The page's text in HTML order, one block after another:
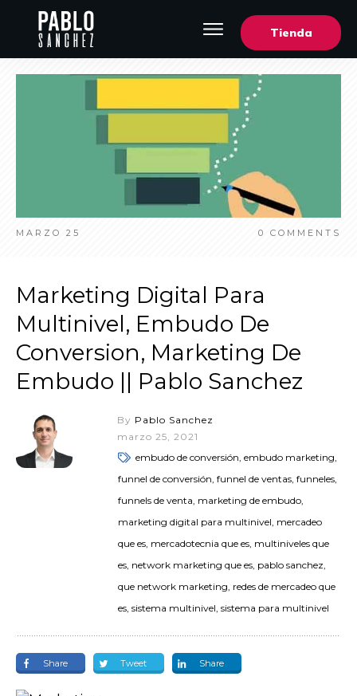
Tienda
MARZO 25 0 COMMENTS
Marketing Digital Para
Multinivel, Embudo De
Conversion, Marketing De
Embudo || Pablo Sanchez
By Pablo Sanchez
marzo 25, 2021
embudo de conversión, embudo marketing,
funnel de conversión, funnel de ventas, funneles,
funnels de venta, marketing de embudo,
marketing digital para multinivel, mercadeo
que es, mercadotecnia que es, multiniveles que
es, network marketing que es, pablo sanchez,
que network marketing, redes de mercadeo que
es, sistema multinivel, sistema para multinivel
Share Tweet Share